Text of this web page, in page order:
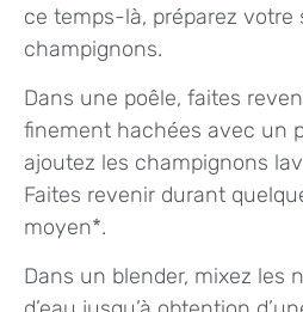
ce temps-là, préparez votre
champignons.
Dans une poêle, faites
finement hachées avec un
ajoutez les champignons
Faites revenir durant
moyen*.
Dans un blender, mixez les